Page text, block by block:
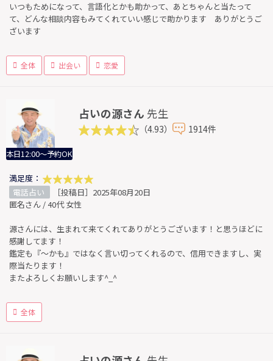
いつもためになって、言語化とかも助かって、あとちゃんと当たって
て、どんな相談内容もみてくれていい感じで助かります ありがとうご
ざいます
全体 出会い 恋愛
本日12:00～予約OK
占いの源さん 先生
（4.93） 1914件
満足度：
電話占い
［投稿日］2025年08月20日
匿名さん / 40代 女性
源さんには、生まれて来てくれてありがとうございます！と思うほどに
感謝してます！
鑑定も『〜かも』ではなく言い切ってくれるので、信用できますし、実
際当たります！
またよろしくお願いします^_^
全体